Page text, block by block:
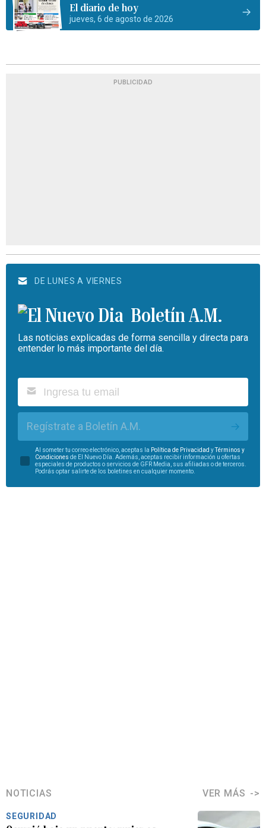
El diario de hoy
jueves, 6 de agosto de 2026
PUBLICIDAD
DE LUNES A VIERNES
Boletín A.M.
Las noticias explicadas de forma sencilla y directa para
entender lo más importante del día.
Regístrate a Boletín A.M.
Al someter tu correo electrónico, aceptas la Política de Privacidad yTérminos y
Condiciones de El Nuevo Día. Además, aceptas recibir información u ofertas
especiales de productos o servicios de GFR Media, sus afiliadas o de terceros.
Podrás optar salirte de los boletines en cualquier momento.
NOTICIAS VER MÁS
SEGURIDAD